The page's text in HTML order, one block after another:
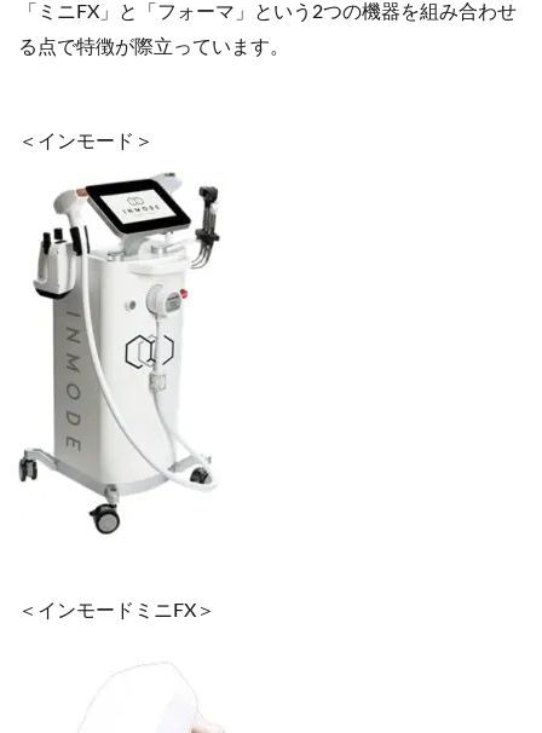
「ミニFX」と「フォーマ」という2つの機器を組み合わせ
る点で特徴が際立っています。
＜インモード＞
＜インモードミニFX＞